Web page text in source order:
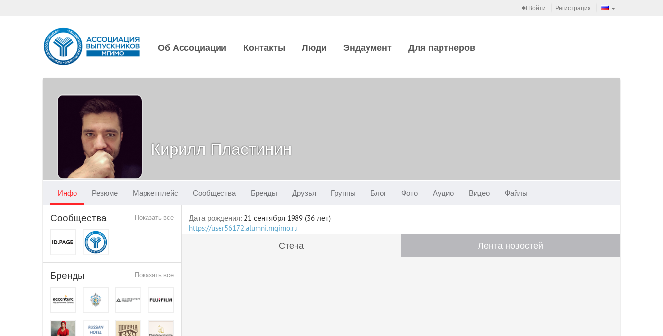
Войти Регистрация
Об Ассоциации Контакты Люди Эндаумент Для партнеров
Кирилл Пластинин
Инфо Резюме Маркетплейс Сообщества Бренды Друзья Группы Блог Фото Аудио Видео Файлы
Показать все
Сообщества
Показать все
Бренды
Дата рождения: 21 сентября 1989 (36 лет)
https://user56172.alumni.mgimo.ru
Стена Лента новостей